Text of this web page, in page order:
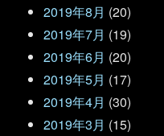
2019年8月 (20)
2019年7月 (19)
2019年6月 (20)
2019年5月 (17)
2019年4月 (30)
2019年3月 (15)